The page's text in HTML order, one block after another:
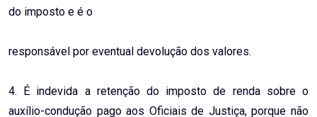
do imposto e é o
responsável por eventual devolução dos valores.
4. É indevida a retenção do imposto de renda sobre o
auxílio-condução pago aos Oficiais de Justiça, porque não